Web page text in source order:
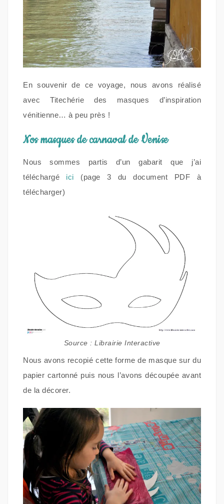
En souvenir de ce voyage, nous avons réalisé
avec Titechérie des masques d’inspiration
vénitienne… à peu près !
Nos masques de carnaval de Venise
Nous sommes partis d’un gabarit que j’ai
téléchargé ici (page 3 du document PDF à
télécharger)
Source : Librairie Interactive
Nous avons recopié cette forme de masque sur du
papier cartonné puis nous l’avons découpée avant
de la décorer.